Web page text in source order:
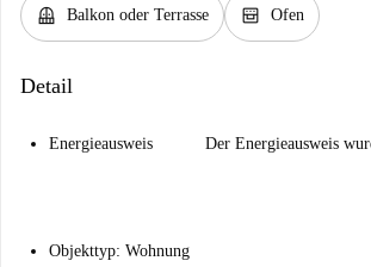
balcony Balkon oder Terrasse oven_gen Ofen
Detail
Energieausweis
Der Energieausweis
Objekttyp: Wohnung